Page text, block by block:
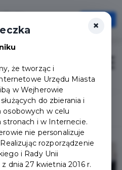
Otwórz
ws. Budżetu Obywatelskiego
×
że tworząc i
Urzędu Miasta
w Wejherowie
do zbierania i
osobowych w celu
stronach i w Internecie.
nie personalizuje
rozporządzenie
i Rady Unii
dnia 27 kwietnia 2016 r.